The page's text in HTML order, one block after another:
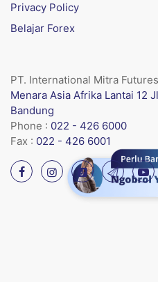
Privacy Policy
Belajar Forex
PT. International Mitra Futures
Menara Asia Afrika Lantai 12
Bandung
Phone : 022 - 426 6000
Fax : 022 - 426 6001